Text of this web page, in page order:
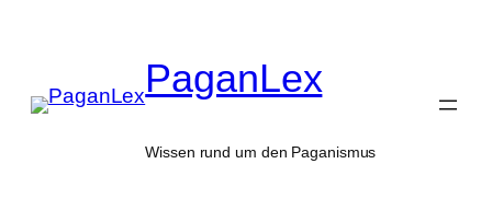
PaganLex
Wissen rund um den Paganismus